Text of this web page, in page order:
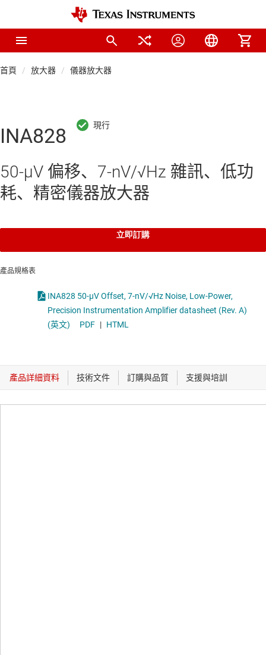
首頁 放大器 儀器放大器
INA828
50-μV 偏移、7-nV/√Hz 雜訊、低功
耗、精密儀器放大器
立即訂購
產品規格表
INA828 50-µV Offset, 7-nV/√Hz Noise, Low-Power,
Precision Instrumentation Amplifier datasheet (Rev. A)
(英文)
PDF | HTML